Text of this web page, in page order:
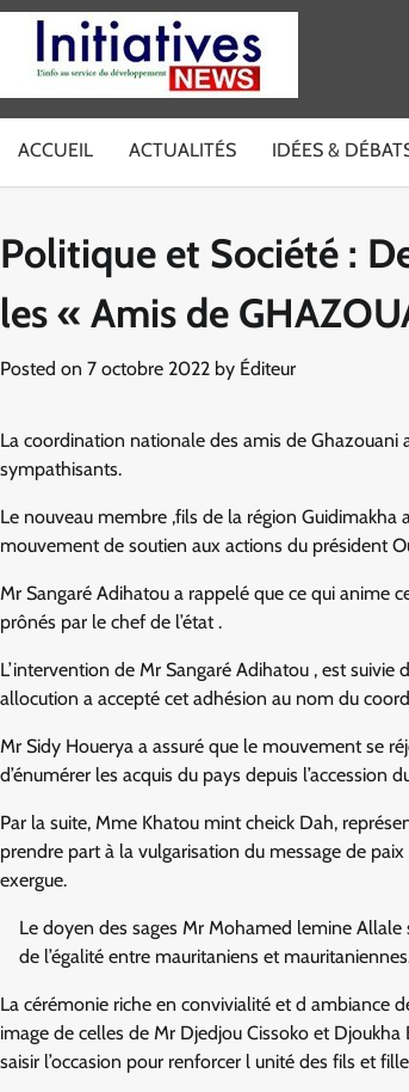
Skip
content
ACCUEIL ACTUALITÉS IDÉES &
Politique et Société :
les « Amis de
Posted on 7 octobre 2022 by Éditeur
La coordination nationale des amis de Ghazouani
sympathisants.
Le nouveau membre ,fils de la région
mouvement de soutien aux actions du président
Mr Sangaré Adihatou a rappelé que ce qui anime
prônés par le chef de l’état .
L’intervention de Mr Sangaré Adihatou , est
allocution a accepté cet adhésion au nom du
Mr Sidy Houerya a assuré que le mouvement se
d’énumérer les acquis du pays depuis
Par la suite, Mme Khatou mint cheick Dah,
prendre part à la vulgarisation du message de
exergue.
Le doyen des sages Mr Mohamed lemine Allale
de l’égalité entre mauritaniens et
La cérémonie riche en convivialité et d ambiance
image de celles de Mr Djedjou Cissoko et
saisir l’occasion pour renforcer l unité des fils et